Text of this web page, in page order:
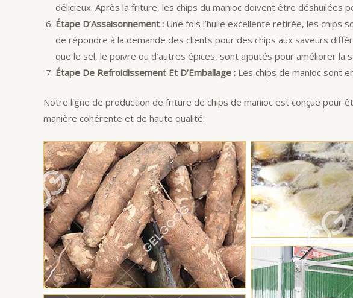
délicieux. Après la friture, les chips du manioc doivent être déshuilées
Étape D’Assaisonnement : Une fois l’huile excellente retirée, les chips
de répondre à la demande des clients pour des chips aux saveurs
que le sel, le poivre ou d’autres épices, sont ajoutés pour améliorer la
Étape De Refroidissement Et D’Emballage : Les chips de manioc sont
Notre ligne de production de friture de chips de manioc est conçue pour
manière cohérente et de haute qualité.